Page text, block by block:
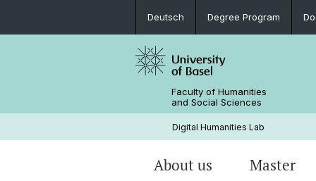
Deutsch Degree Program
Faculty of Humanities
and Social Sciences
Digital Humanities Lab
About us Master